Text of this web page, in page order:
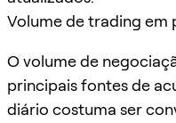
Volume de trading em
O volume de
principais fontes de
diário costuma ser